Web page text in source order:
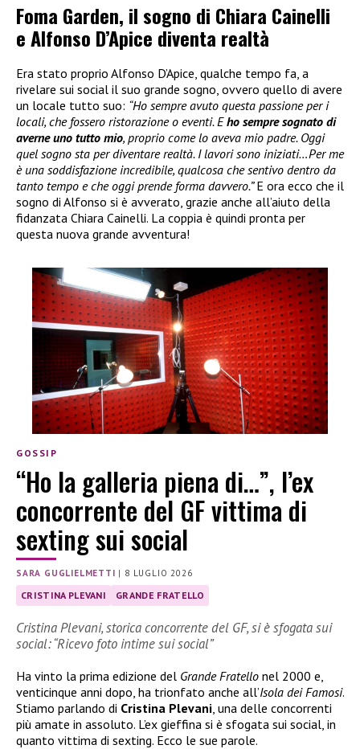
Foma Garden, il sogno di Chiara Cainelli
e Alfonso D’Apice diventa realtà
Era stato proprio Alfonso D’Apice, qualche tempo fa, a
rivelare sui social il suo grande sogno, ovvero quello di avere
un locale tutto suo: “Ho sempre avuto questa passione per i
locali, che fossero ristorazione o eventi. Eho sempre sognato di
averne uno tutto mio, proprio come lo aveva mio padre. Oggi
quel sogno sta per diventare realtà. I lavori sono iniziati…Per me
è una soddisfazione incredibile, qualcosa che sentivo dentro da
tanto tempo e che oggi prende forma davvero.”E ora ecco che il
sogno di Alfonso si è avverato, grazie anche all’aiuto della
fidanzata Chiara Cainelli. La coppia è quindi pronta per
questa nuova grande avventura!
GOSSIP
“Ho la galleria piena di…”, l’ex
concorrente del GF vittima di
sexting sui social
SARA GUGLIELMETTI | 8 LUGLIO 2026
CRISTINA PLEVANI GRANDE FRATELLO
Cristina Plevani, storica concorrente del GF, si è sfogata sui
social: “Ricevo foto intime sui social”
Ha vinto la prima edizione del Grande Fratello nel 2000 e,
venticinque anni dopo, ha trionfato anche all’Isola dei Famosi.
Stiamo parlando di Cristina Plevani , una delle concorrenti
più amate in assoluto. L’ex gieffina si è sfogata sui social, in
quanto vittima di sexting. Ecco le sue parole.